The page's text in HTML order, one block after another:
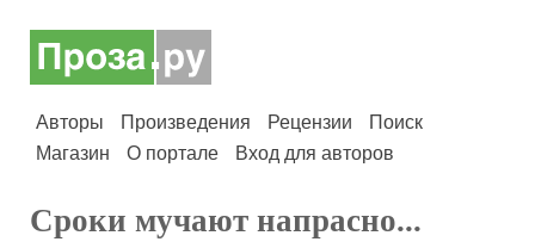
Авторы Произведения Рецензии
Поиск
Магазин
О портале Вход для авторов
Сроки мучают напрасно...